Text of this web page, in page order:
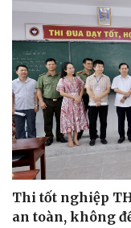
Thi tốt nghiệp
an toàn, không